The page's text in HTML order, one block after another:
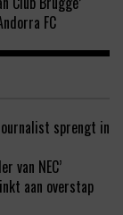
FC
sprengt in
van NEC’
aan overstap